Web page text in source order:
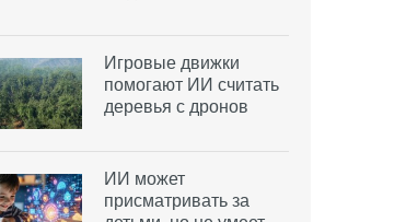
Игровые движки
помогают ИИ считать
деревья с дронов
ИИ может
присматривать за